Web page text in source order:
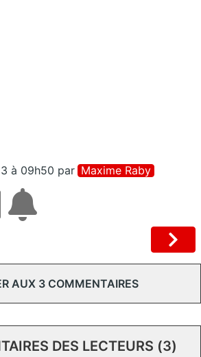
à 09h50 par Maxime Raby
AUX 3 COMMENTAIRES
DES LECTEURS (3)